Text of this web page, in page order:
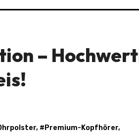
–
, # Premium-Kopfhörer,